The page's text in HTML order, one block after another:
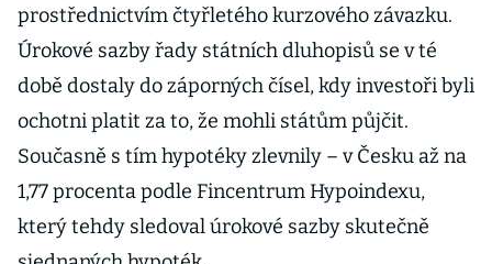
prostřednictvím čtyřletého kurzového závazku.
Úrokové sazby řady státních dluhopisů se v té
době dostaly do záporných čísel, kdy investoři byli
ochotni platit za to, že mohli státům půjčit.
Současně s tím hypotéky zlevnily – v Česku až na
1,77 procenta podle Fincentrum Hypoindexu,
který tehdy sledoval úrokové sazby skutečně